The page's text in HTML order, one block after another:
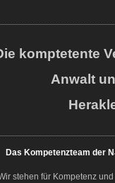
komptetente
Anwalt
Das Kompetenzteam der
stehen für Kompetenz